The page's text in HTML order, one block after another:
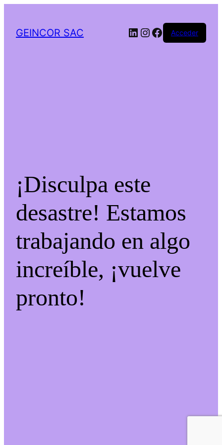
GEINCOR SAC LinkedIn
Instagram
Facebook
Acceder
¡Disculpa este
desastre! Estamos
trabajando en algo
increíble, ¡vuelve
pronto!